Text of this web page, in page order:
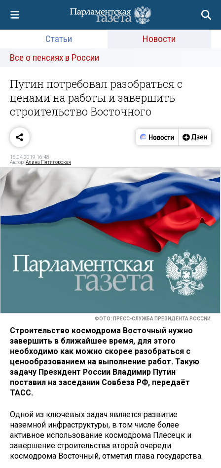
Статьи
Новости
Все о пенсиях в России
Путин потребовал разобраться с
ценами на работы и завершить
строительство Восточного
16.04.2019 16:48
Автор:Алина Пятигорская
ФОТО: ПРЕСС-СЛУЖБА ПРЕЗИДЕНТА РОССИИ
Строительство космодрома Восточный нужно
завершить в ближайшее время, для этого
необходимо как можно скорее разобраться с
ценообразованием на выполнение работ. Такую
задачу Президент России Владимир Путин
поставил на заседании Совбеза РФ, передаёт
ТАСС.
Одной из ключевых задач является развитие
наземной инфраструктуры, в том числе более
активное использование космодрома Плесецк и
завершение строительства второй очереди
космодрома Восточный, отметил глава государства.